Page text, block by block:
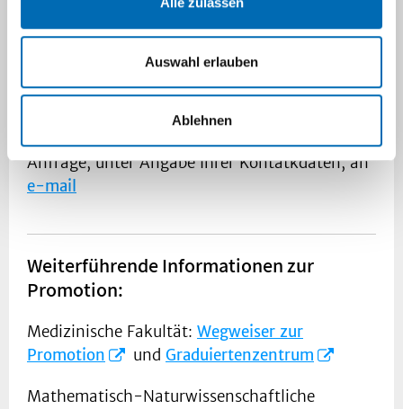
Auswahl erlauben
Ablehnen
Das Institut für Herz- und Kreislaufphysiolgie
Kreislaufforschung.
Anfrage, unter Angabe Ihrer Kontatkdaten, an
e-mail
Weiterführende Informationen zur
Promotion:
Medizinische Fakultät: Wegweiser zur
Promotion
und Graduiertenzentrum
Mathematisch-Naturwissenschaftliche